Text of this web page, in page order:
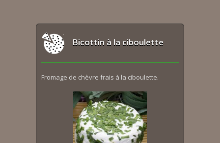
Bicottin à la ciboulette
Fromage de chèvre frais à la ciboulette.